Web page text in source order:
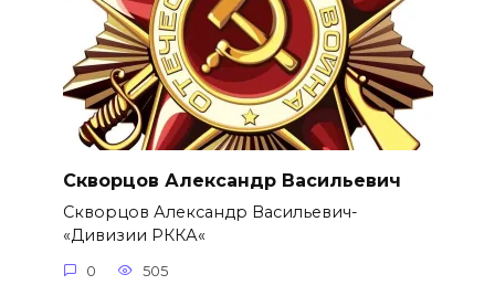
Скворцов Александр Васильевич
Скворцов Александр Васильевич-
«Дивизии РККА«
0 505